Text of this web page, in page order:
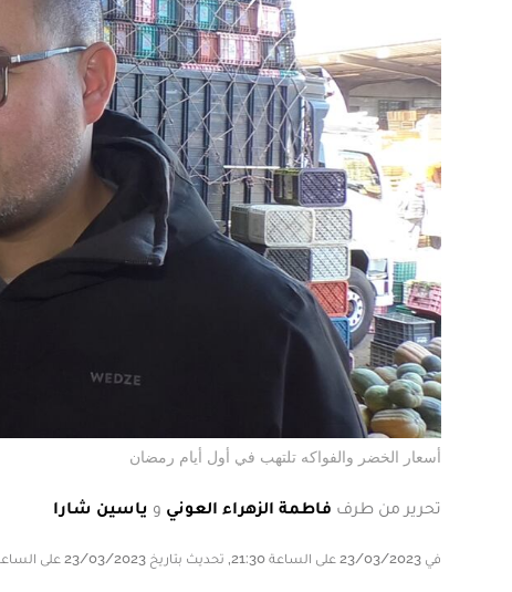
أسعار الخضر والفواكه تلتهب في أول أيام رمضان
تحرير من طرف فاطمة الزهراء العوني و ياسين شارا
في 23/03/2023 على الساعة 21:30, تحديث بتاريخ 23/03/2023 على الساعة 21:30